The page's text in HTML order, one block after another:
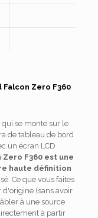
Zero F360
se monte sur le
de tableau de bord
un écran LCD
Zero F360 est une
haute définition
Ce que vous faites
(sans avoir
à une source
à partir